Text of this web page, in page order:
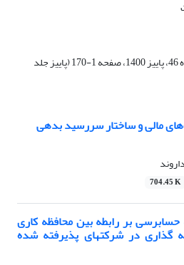
دوره 4، شماره 46، پاییز 1400، صفحه 1-170 (پاییز جلد
مالی و ساختار سررسید بدهی
704.45 K
بر رابطه بین محافظه کاری
گذاری در شرکتهای پذیرفته شده